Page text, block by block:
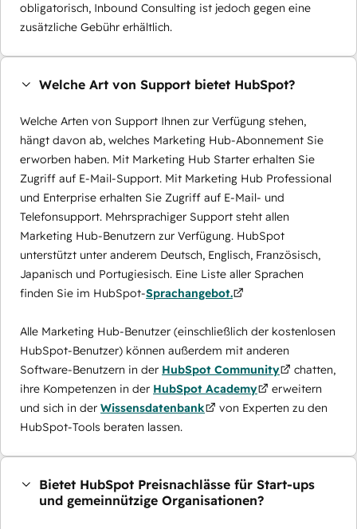
obligatorisch, Inbound Consulting ist jedoch gegen eine
zusätzliche Gebühr erhältlich.
Welche Art von Support bietet HubSpot?
Welche Arten von Support Ihnen zur Verfügung stehen,
hängt davon ab, welches Marketing Hub-Abonnement Sie
erworben haben. Mit Marketing Hub Starter erhalten Sie
Zugriff auf E-Mail-Support. Mit Marketing Hub Professional
und Enterprise erhalten Sie Zugriff auf E-Mail- und
Telefonsupport. Mehrsprachiger Support steht allen
Marketing Hub-Benutzern zur Verfügung. HubSpot
unterstützt unter anderem Deutsch, Englisch, Französisch,
Japanisch und Portugiesisch. Eine Liste aller Sprachen
finden Sie im HubSpot-Sprachangebot.
Alle Marketing Hub-Benutzer (einschließlich der kostenlosen
HubSpot-Benutzer) können außerdem mit anderen
Software-Benutzern in der HubSpot Community
chatten,
ihre Kompetenzen in der HubSpot Academy
erweitern
und sich in der Wissensdatenbank
von Experten zu den
HubSpot-Tools beraten lassen.
Bietet HubSpot Preisnachlässe für Start-ups
und gemeinnützige Organisationen?